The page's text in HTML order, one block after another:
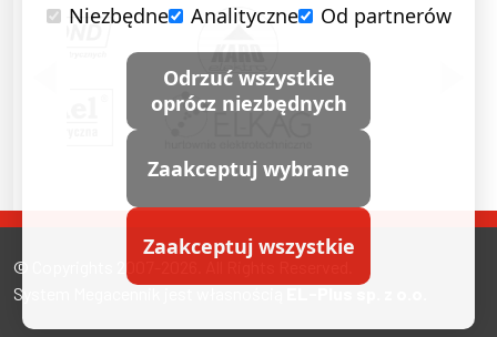
POPRZEDNI SLAJD
© Copyrights 2007-2026. All Rights Reserved.
System Megacennik jest własnością
Niezbędne
Analityczne Od partnerów
Odrzuć wszystkie
oprócz niezbędnych
Zaakceptuj wybrane
Zaakceptuj wszystkie